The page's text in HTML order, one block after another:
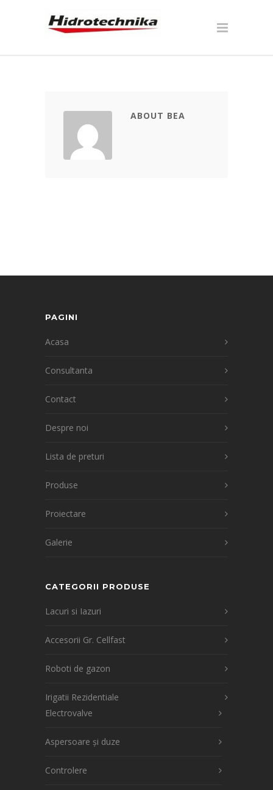
ABOUT BEA
PAGINI
Acasa
Consultanta
Contact
Despre noi
Lista de preturi
Produse
Proiectare
Galerie
CATEGORII PRODUSE
Lacuri si Iazuri
Accesorii Gr. Cellfast
Roboti de gazon
Irigatii Rezidentiale
Electrovalve
Aspersoare și duze
Controlere